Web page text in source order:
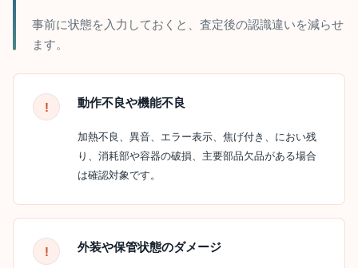
事前に状態を入力しておくと、査定後の認識違いを減らせ
ます。
動作不良や機能不良
加熱不良、異音、エラー表示、焦げ付き、におい残
り、消耗部や容器の破損、主要部品欠品がある場合
は確認対象です。
外装や保管状態のダメージ